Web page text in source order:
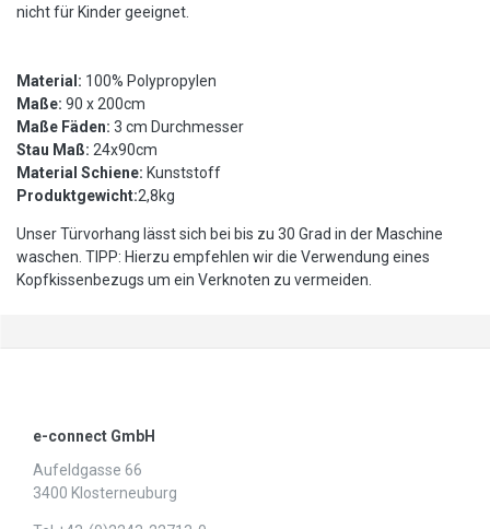
nicht für Kinder geeignet.
Material: 100% Polypropylen
Maße: 90 x 200cm
Maße Fäden: 3 cm Durchmesser
Stau Maß: 24x90cm
Material Schiene: Kunststoff
Produktgewicht:2,8kg
Unser Türvorhang lässt sich bei bis zu 30 Grad in der Maschine
waschen. TIPP: Hierzu empfehlen wir die Verwendung eines
Kopfkissenbezugs um ein Verknoten zu vermeiden.
e-connect GmbH
Aufeldgasse 66
3400 Klosterneuburg